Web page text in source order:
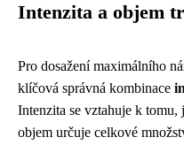
Intenzita a objem
Pro dosažení maximálního
klíčová správná kombinace
Intenzita se vztahuje k tomu,
objem určuje celkové